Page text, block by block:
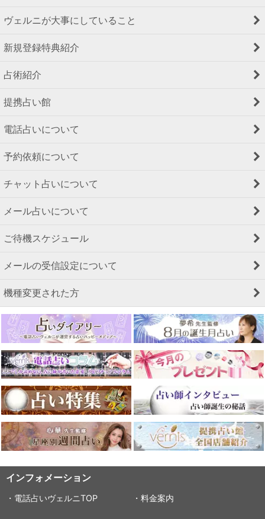
ヴェルニが大事にしていること
新規登録特典紹介
占術紹介
提携占い館
電話占いについて
予約依頼について
チャット占いについて
メール占いについて
ご待機スケジュール
メールの受信設定について
機種変更された方
インフォメーション
・電話占いヴェルニTOP ・料金案内